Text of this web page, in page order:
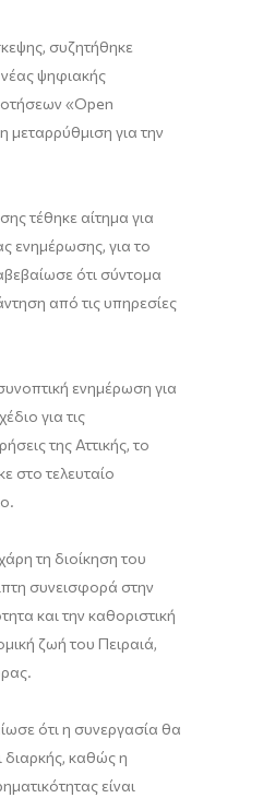
συζητήθηκε
ψηφιακής
«Open
μεταρρύθμιση για την
τέθηκε αίτημα για
ενημέρωσης, για το
ότι σύντομα
από τις υπηρεσίες
ενημέρωση για
για τις
της Αττικής, το
στο τελευταίο
τη διοίκηση του
συνεισφορά στην
και την καθοριστική
ζωή του Πειραιά,
ότι η συνεργασία θα
διαρκής, καθώς η
είναι